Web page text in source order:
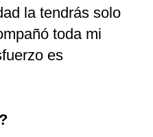
la tendrás solo
toda mi
es